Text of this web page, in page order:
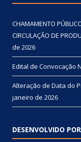
CHAMAMENTO
CIRCULAÇÃO DE
de 2026
Edital de Convocação
Alteração de Data do
janeiro de 2026
DESENVOLVIDO